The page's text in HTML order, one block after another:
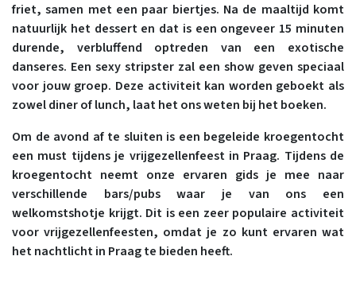
friet, samen met een paar biertjes. Na de maaltijd komt
natuurlijk het dessert en dat is een ongeveer 15 minuten
durende, verbluffend optreden van een exotische
danseres. Een sexy stripster zal een show geven speciaal
voor jouw groep. Deze activiteit kan worden geboekt als
zowel diner of lunch, laat het ons weten bij het boeken.
Om de avond af te sluiten is een begeleide kroegentocht
een must tijdens je vrijgezellenfeest in Praag. Tijdens de
kroegentocht neemt onze ervaren gids je mee naar
verschillende bars/pubs waar je van ons een
welkomstshotje krijgt. Dit is een zeer populaire activiteit
voor vrijgezellenfeesten, omdat je zo kunt ervaren wat
het nachtlicht in Praag te bieden heeft.